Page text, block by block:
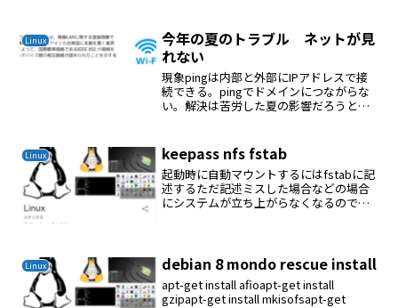
/...
Linux
今年の夏のトラブル ネットが見
れない
現象pingは内部と外部にIPアドレスで接
続できる。pingでドメインにつながらな
い。解決は苦労した夏の影響だろうとサ
入れなおしで繋がるようになるが数時間
たてばまたつ...
Linux keepass nfs fstab
起動時に自動マウントするにはfstabに記
述するただ記述ミスした場合などの場合
にシステムが立ち上がらなくなるので
Linux debian 8 mondo rescue install
apt-get install afioapt-get install
gzipapt-get install mkisofsapt-get